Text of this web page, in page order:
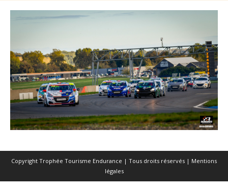
Copyright Trophée Tourisme Endurance | Tous droits réservés | Mentions
légales